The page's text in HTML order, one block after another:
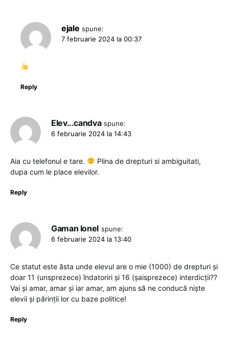
ejale spune:
7 februarie 2024 la 00:37
Reply
Elev...candva spune:
6 februarie 2024 la 14:43
Aia cu telefonul e tare.
Plina de drepturi si ambiguitati,
dupa cum le place elevilor.
Reply
Gaman Ionel spune:
6 februarie 2024 la 13:40
Ce statut este ăsta unde elevul are o mie (1000) de drepturi și
doar 11 (unsprezece) îndatoriri și 16 (șaisprezece) interdicții??
Vai și amar, amar și iar amar, am ajuns să ne conducă niște
elevii și părinții lor cu baze politice!
Reply